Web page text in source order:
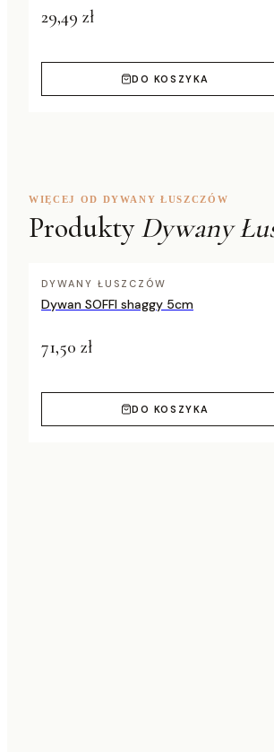
29,49 zł
DO KOSZYKA
WIĘCEJ OD DYWANY ŁUSZCZÓW
Produkty Dywany
DYWANY ŁUSZCZÓW
Dywan SOFFI shaggy 5cm
71,50 zł
DO KOSZYKA